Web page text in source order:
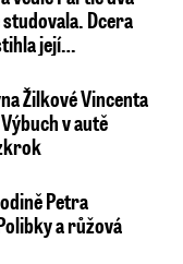
Dcera
její…
Žilkové Vincenta
v autě
Petra
a růžová